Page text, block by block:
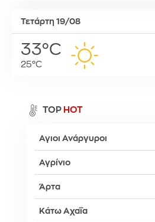
Τετάρτη 19/08
33°C
25°C
TOP HOT
Αγιοι Ανάργυροι
Αγρίνιο
Άρτα
Κάτω Αχαΐα